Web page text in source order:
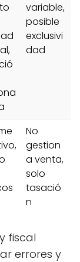
variable,
posible
exclusivi
dad
No
gestion
a venta,
solo
tasació
n
fiscal
errores y